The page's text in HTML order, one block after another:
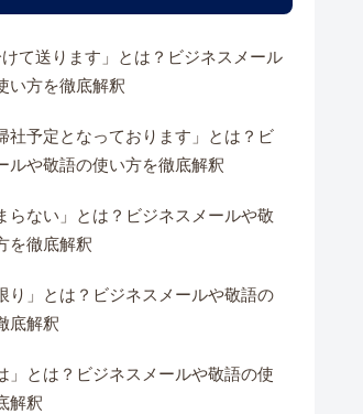
けて送ります」とは？ビジネスメール
い方を徹底解釈
社予定となっております」とは？ビ
ルや敬語の使い方を徹底解釈
らない」とは？ビジネスメールや敬
を徹底解釈
り」とは？ビジネスメールや敬語の
底解釈
」とは？ビジネスメールや敬語の使
解釈